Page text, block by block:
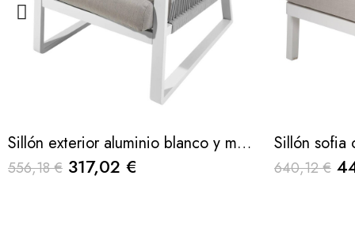
Sillón exterior aluminio blanco y madera de teca soraya 72x83x88cm
556,18 € 317,02 € 640,12 €